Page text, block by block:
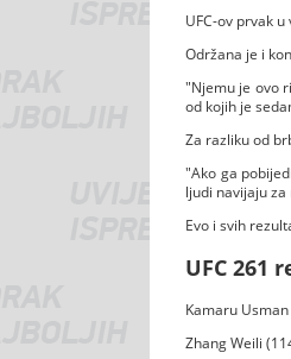
UFC-ov prvak
Održana je i
"Njemu je ovo
od kojih je
Za razliku od
"Ako ga
ljudi navijaju
Evo i svih
UFC 261
Kamaru
Zhang Weili